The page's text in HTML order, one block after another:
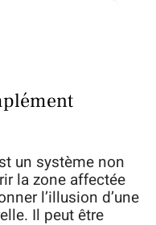
un système non
la zone affectée
l’illusion d’une
Il peut être